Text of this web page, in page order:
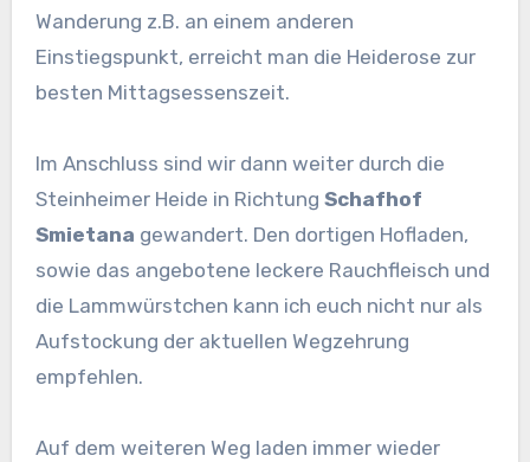
Wanderung z.B. an einem anderen
Einstiegspunkt, erreicht man die Heiderose zur
besten Mittagsessenszeit.
Im Anschluss sind wir dann weiter durch die
Steinheimer Heide in Richtung Schafhof
Smietana gewandert. Den dortigen Hofladen,
sowie das angebotene leckere Rauchfleisch und
die Lammwürstchen kann ich euch nicht nur als
Aufstockung der aktuellen Wegzehrung
empfehlen.
Auf dem weiteren Weg laden immer wieder